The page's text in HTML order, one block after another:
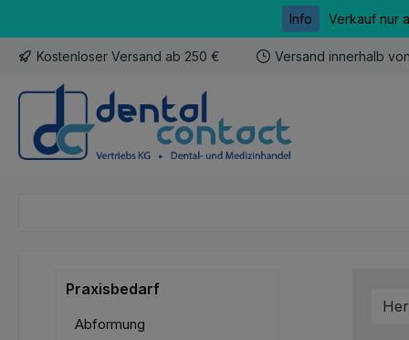
Info Verkauf nur
Kostenloser Versand ab 250 € Versand innerhalb
Praxisbedarf
Abformung